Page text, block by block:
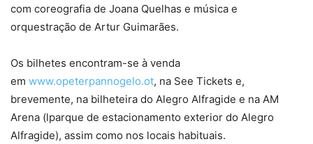
com coreografia de Joana Quelhas e música e
orquestração de Artur Guimarães.
Os bilhetes encontram-se à venda
em www.opeterpannogelo.ot, na See Tickets e,
brevemente, na bilheteira do Alegro Alfragide e na AM
Arena (lparque de estacionamento exterior do Alegro
Alfragide), assim como nos locais habituais.